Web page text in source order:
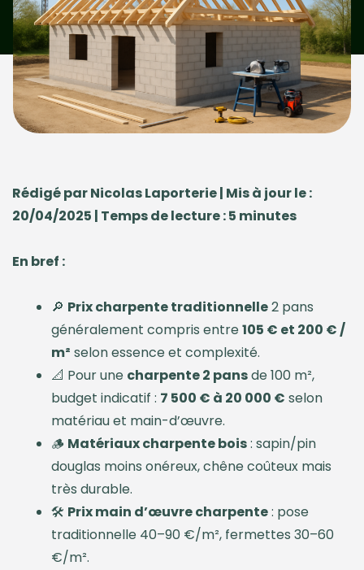
Rédigé par Nicolas Laporterie | Mis à jour le :
20/04/2025 | Temps de lecture : 5 minutes
En bref :
🔎 Prix charpente traditionnelle2 pans
généralement compris entre105 € et 200 € /
m² selon essence et complexité.
📐 Pour une charpente 2 pansde 100 m²,
budget indicatif : 7 500 € à 20 000 € selon
matériau et main-d’œuvre.
🪵 Matériaux charpente bois: sapin/pin
douglas moins onéreux, chêne coûteux mais
très durable.
🛠️ Prix main d’œuvre charpente: pose
traditionnelle 40–90 €/m², fermettes 30–60
€/m².